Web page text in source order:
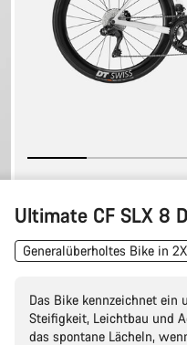
Ultimate CF SLX 8
Generalüberholtes Bike in
Das Bike kennzeichnet ein
Steifigkeit, Leichtbau und
das spontane Lächeln,